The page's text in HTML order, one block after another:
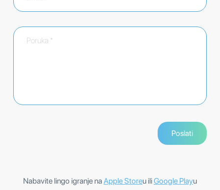
Nabavite lingo igranje naApple Storeu iliGoogle Playu